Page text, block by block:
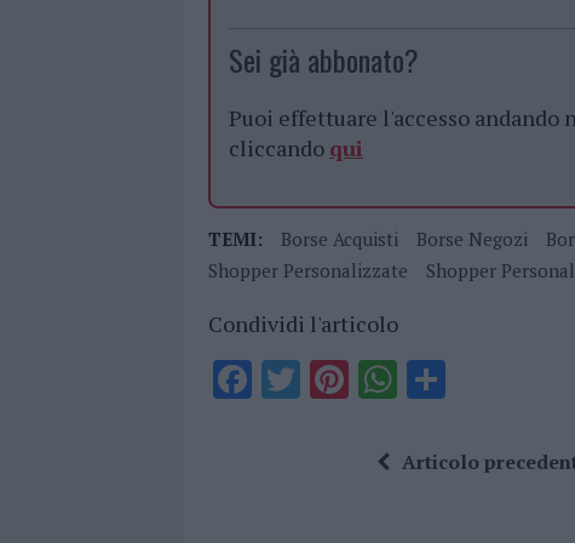
Sei già abbonato?
Puoi effettuare l'accesso andando
cliccando qui
TEMI: Borse Acquisti Borse Negozi
Shopper Personalizzate
Shopper
Condividi l'articolo
F T Pi
te
W
ata
Articolo